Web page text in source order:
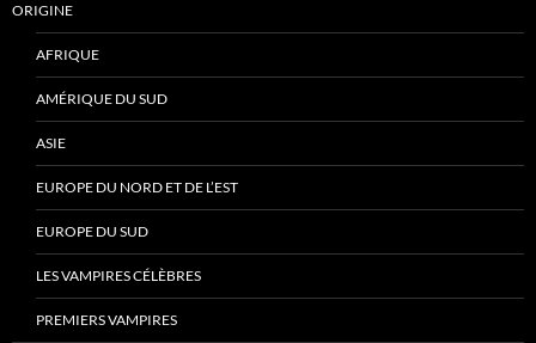
ORIGINE
AFRIQUE
AMÉRIQUE DU SUD
ASIE
EUROPE DU NORD ET DE L’EST
EUROPE DU SUD
LES VAMPIRES CÉLÈBRES
PREMIERS VAMPIRES